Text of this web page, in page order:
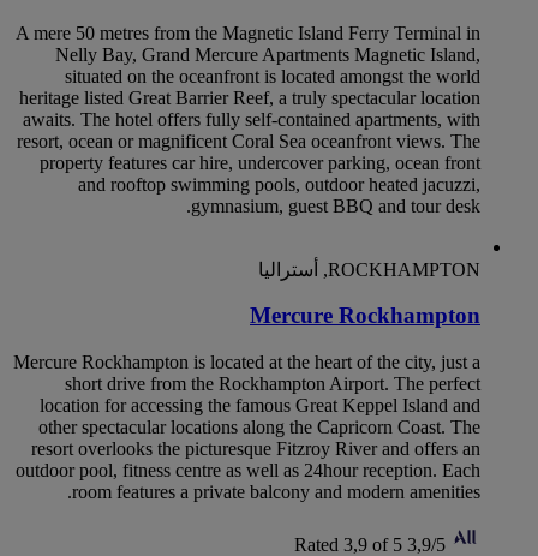
A mere 50 metres from the Magnetic Island Ferry Terminal in
Nelly Bay, Grand Mercure Apartments Magnetic Island,
situated on the oceanfront is located amongst the world
heritage listed Great Barrier Reef, a truly spectacular location
awaits. The hotel offers fully self-contained apartments, with
resort, ocean or magnificent Coral Sea oceanfront views. The
property features car hire, undercover parking, ocean front
and rooftop swimming pools, outdoor heated jacuzzi,
gymnasium, guest BBQ and tour desk.
ROCKHAMPTON, أستراليا
Mercure Rockhampton
Mercure Rockhampton is located at the heart of the city, just a
short drive from the Rockhampton Airport. The perfect
location for accessing the famous Great Keppel Island and
other spectacular locations along the Capricorn Coast. The
resort overlooks the picturesque Fitzroy River and offers an
outdoor pool, fitness centre as well as 24hour reception. Each
room features a private balcony and modern amenities.
3,9/5
Rated 3,9 of 5